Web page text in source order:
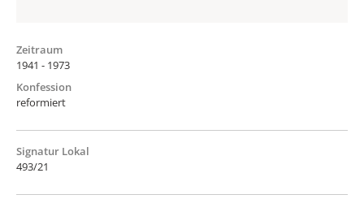
Zeitraum
1941 - 1973
Konfession
reformiert
Signatur Lokal
493/21